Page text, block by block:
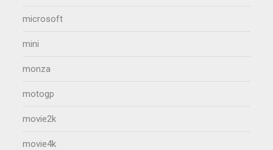
microsoft
mini
monza
motogp
movie2k
movie4k